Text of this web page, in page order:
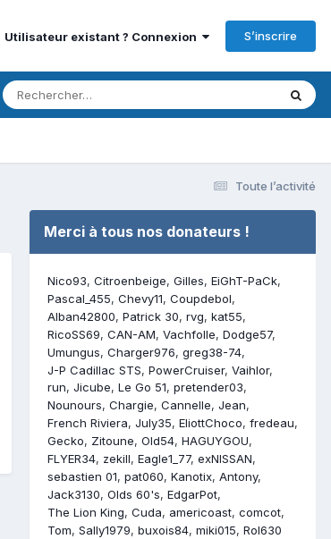
Utilisateur existant ? Connexion S’inscrire
Toute l’activité
Merci à tous nos donateurs !
Nico93 Citroenbeige Gilles EiGhT-PaCk
Pascal_455 Chevy11 Coupdebol
Alban42800 Patrick 30 rvg kat55
RicoSS69 CAN-AM Vachfolle Dodge57
Umungus Charger976 greg38-74
J-P Cadillac STS PowerCruiser Vaihlor
run Jicube Le Go 51 pretender03
Nounours Chargie Cannelle Jean
French Riviera July35 EliottChoco fredeau
Gecko
Zitoune Old54 HAGUYGOU
FLYER34 zekill Eagle1_77 exNISSAN
sebastien 01 pat060 Kanotix Antony
Jack3130 Olds 60's EdgarPot
The Lion King Cuda americoast comcot
Tom Sally1979 buxois84 miki015 Rol630